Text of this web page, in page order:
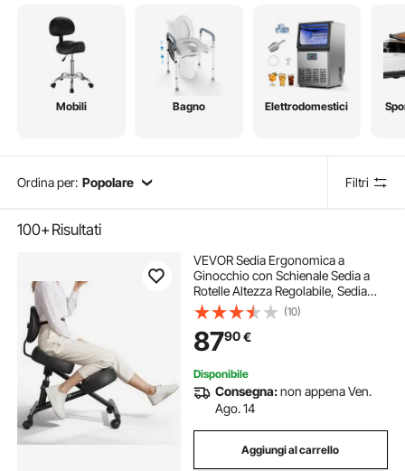
Mobili Bagno Elettrodomestici
Ordina per: Popolare Filtri
100+Risultati
VEVOR Sedia Ergonomica a
Ginocchio con Schienale Sedia a
Rotelle Altezza Regolabile, Sedia
Inginocchiata per Scrivania Postura
Comoda da Ufficio, Sgabello
Ergonomico per Casa, Carico max
120 kg
(10)
8790€
Disponibile
Consegna:non appena Ven.
Ago. 14
Aggiungi al carrello